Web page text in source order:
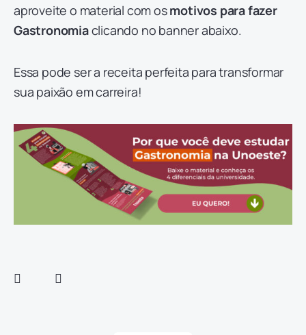
aproveite o material com osmotivos para fazer
Gastronomiaclicando no banner abaixo.
Essa pode ser a receita perfeita para transformar
sua paixão em carreira!